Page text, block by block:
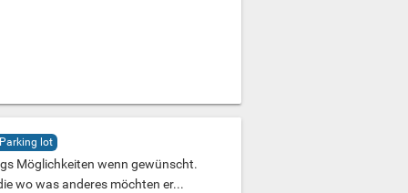
lot
Möglichkeiten wenn gewünscht.
wo was anderes möchten er...